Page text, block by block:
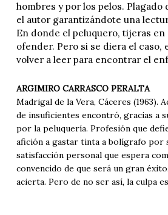
hombres y por los pelos.
el autor garantizándote una
En donde el peluquero, tijeras
ofender. Pero si se diera el caso,
volver a leer para encontrar el
ARGIMIRO CARRASCO PERALTA
Madrigal de la Vera, Cáceres (1963).
de insuficientes encontró, gracias a
por la peluquería. Profesión que
afición a gastar tinta a bolígrafo por
satisfacción personal que espera
convencido de que será un gran
acierta. Pero de no ser así, la culpa